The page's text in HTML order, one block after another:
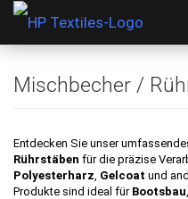
Mischbecher /
Entdecken Sie unser
Rührstäben für die präzise
Polyesterharz, Gelcoat und
Produkte sind ideal für Bootsbau,